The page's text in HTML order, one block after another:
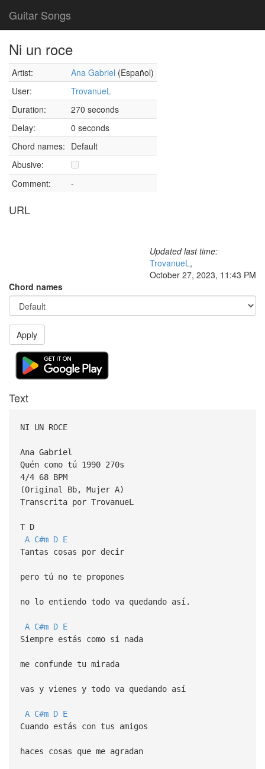
Guitar Songs
Ni un roce
Artist: Ana Gabriel (Español)
User:
TrovanueL
Duration:
270 seconds
Delay:
0 seconds
Chord names: Default
Abusive:
Comment:
-
URL
Updated last time:
TrovanueL,
October 27, 2023, 11:43 PM
Chord names
Apply
Text
NI UN ROCE
Ana Gabriel
Quén como tú 1990 270s
4/4 68 BPM
(Original Bb, Mujer A)
Transcrita por TrovanueL
T D
A C#m D E
Tantas cosas por decir
pero tú no te propones
no lo entiendo todo va quedando así.
A C#m D E
Siempre estás como si nada
me confunde tu mirada
vas y vienes y todo va quedando así
A C#m D E
Cuando estás con tus amigos
haces cosas que me agradan